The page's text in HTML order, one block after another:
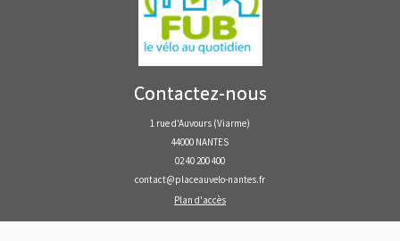
Contactez-nous
1 rue d'Auvours (Viarme)
44000 NANTES
02 40 200 400
contact@placeauvelo-nantes.fr
Plan d'accès